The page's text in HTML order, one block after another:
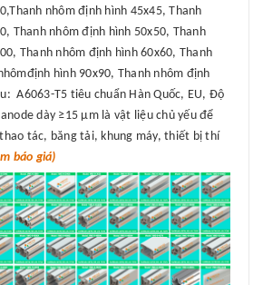
nhôm định hình 45x45, Thanh
Thanh nhôm định hình 50x50, Thanh
Thanh nhôm định hình 60x60, Thanh
hình 90x90, Thanh nhôm định
A6063-T5 tiêu chuẩn Hàn Quốc, EU, Độ
dày ≥15 μm là vật liệu chủ yếu để
tác, băng tải, khung máy, thiết bị thí
báo giá)